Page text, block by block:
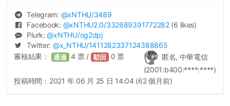
Telegram: @xNTHU/3489
Facebook: @xNTHU2.0/332689391772282 (6 likes)
Plurk:@xNTHU/og2dpj
Twitter: @x_NTHU/1411282337124388865
匿名, 中華電信
(2001:b400:****:****)
審核結果： 通過 4 票 / 駁回 0 票
投稿時間： 2021 年 06 月 25 日 14:04 (62 個月前)